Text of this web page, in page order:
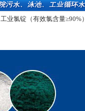
工业氯锭（有效氯含量≥90%）